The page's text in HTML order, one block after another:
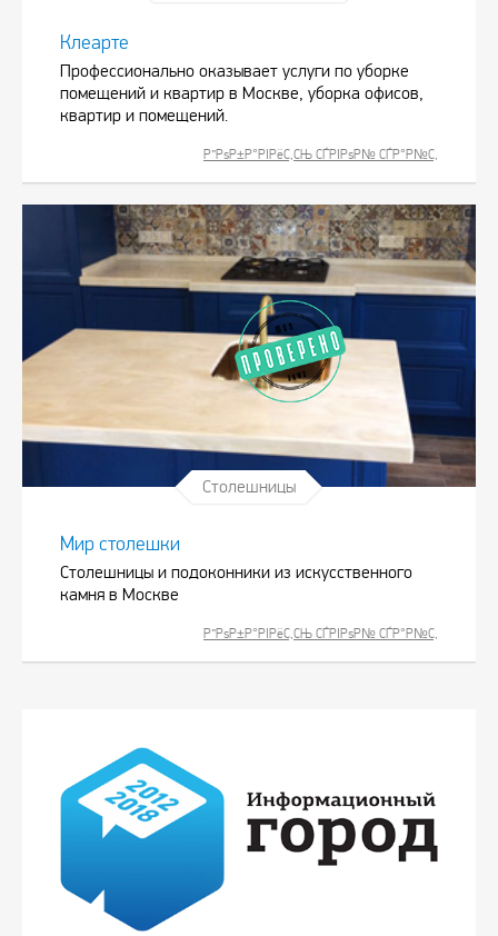
Клеарте
Профессионально оказывает услуги по уборке
помещений и квартир в Москве, уборка офисов,
квартир и помещений.
Р”РѕР±Р°РІРёС‚СЊ СЃРІРѕР№ СЃР°Р№С‚
Столешницы
Мир столешки
Столешницы и подоконники из искусственного
камня в Москве
Р”РѕР±Р°РІРёС‚СЊ СЃРІРѕР№ СЃР°Р№С‚